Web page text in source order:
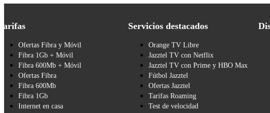
Ofertas Fibra y Móvil
Fibra 1Gb + Móvil
Fibra 600Mb + Móvil
Ofertas Fibra
Fibra 600Mb
Fibra 1Gb
Internet en casa
Servicios destacados
Orange TV Libre
Jazztel TV con Netflix
Jazztel TV con Prime y HBO Max
Fútbol Jazztel
Ofertas Jazztel
Tarifas Roaming
Test de velocidad